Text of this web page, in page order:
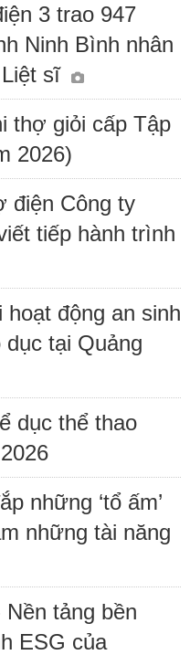
3 trao 947
Ninh Bình nhân
sĩ
thợ giỏi cấp Tập
2026)
điện Công ty
tiếp hành trình
động an sinh
tại Quảng
dục thể thao
những ‘tổ ấm’
những tài năng
tảng bền
ESG của